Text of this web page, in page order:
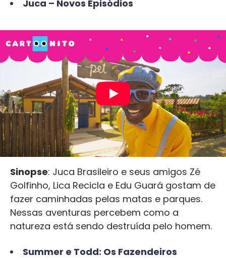
Juca – Novos Episódios
Sinopse: Juca Brasileiro e seus amigos Zé
Golfinho, Lica Recicla e Edu Guará gostam de
fazer caminhadas pelas matas e parques.
Nessas aventuras percebem como a
natureza está sendo destruída pelo homem.
Summer e Todd: Os Fazendeiros